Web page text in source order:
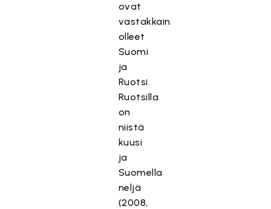
ovat
vastakkain
olleet
Suomi
ja
Ruotsi.
Ruotsilla
on
niistä
kuusi
ja
Suomella
neljä
(2008,